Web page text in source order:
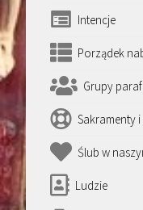
Intencje
Porządek
Grupy
Sakramenty i
Ślub w
Ludzie